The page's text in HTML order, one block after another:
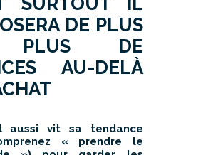
DE PLUS
PLUS DE
AU-DELÀ
aussi vit sa tendance
« prendre le